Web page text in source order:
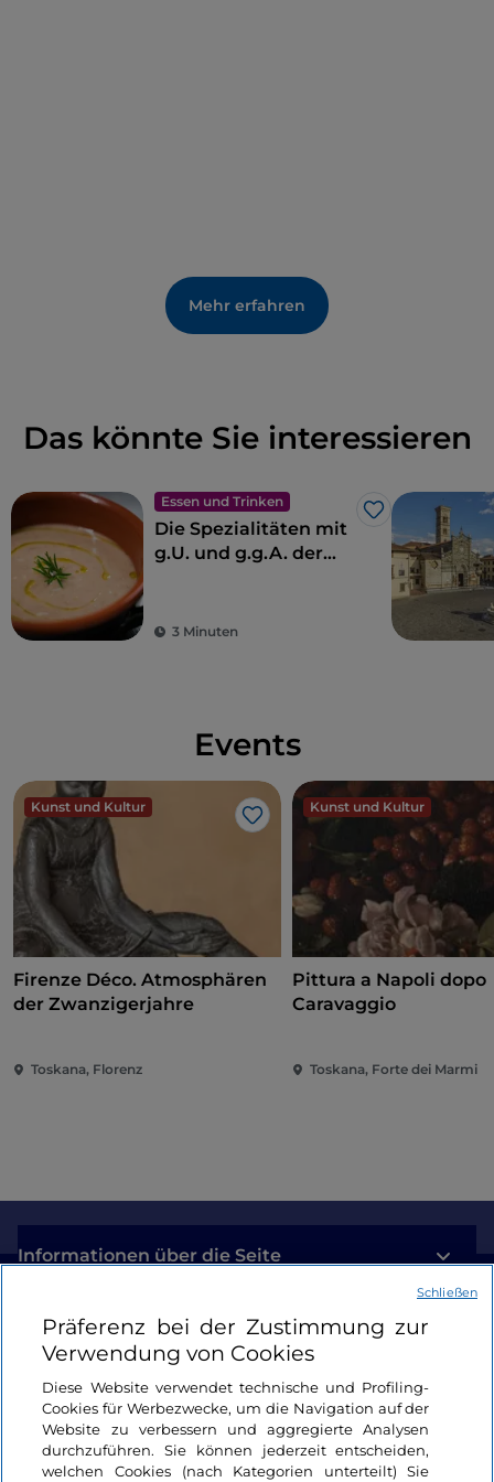
Mehr erfahren
Das könnte Sie interessieren
Essen und Trinken
Like
Die Spezialitäten mit
g.U. und g.g.A. der
3 Minuten
Events
Kunst und Kultur
Like
Firenze Déco. Atmosphären
der Zwanzigerjahre
Toskana, Florenz
Kunst und Kultur
Pittura a Napoli dopo
Caravaggio
Toskana, Forte dei Marmi
Informationen über die Seite
Nützliche Links
Login
Bleiben wir in Kontakt
Präferenz bei der Zustimmung zur
Verwendung von Cookies
Diese Website verwendet technische und Profiling-
Cookies für Werbezwecke, um die Navigation auf der
Website zu verbessern und aggregierte Analysen
durchzuführen. Sie können jederzeit entscheiden,
welchen Cookies (nach Kategorien unterteilt) Sie
Schließen